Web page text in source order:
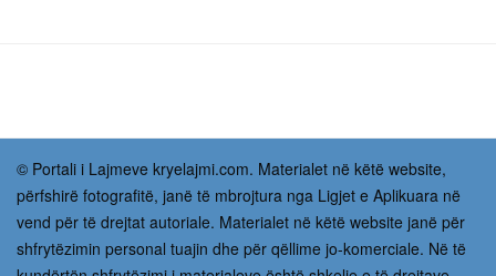
© Portali i Lajmeve kryelajmi.com. Materialet në këtë website,
përfshirë fotografitë, janë të mbrojtura nga Ligjet e Aplikuara në
vend për të drejtat autoriale. Materialet në këtë website janë për
shfrytëzimin personal tuajin dhe për qëllime jo-komerciale. Në të